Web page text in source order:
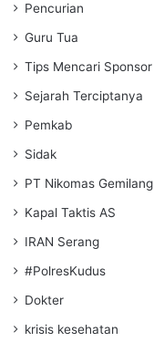
Pencurian
Guru Tua
Tips Mencari Sponsor
Sejarah Terciptanya
Pemkab
Sidak
PT Nikomas Gemilang
Kapal Taktis AS
IRAN Serang
#PolresKudus
Dokter
krisis kesehatan